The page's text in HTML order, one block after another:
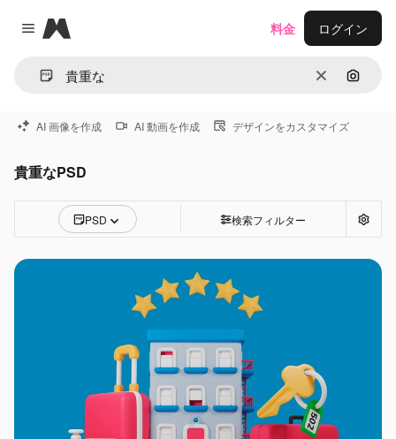
Close menu
Magnific
消去 画像で
料金 ログイン
AI 画像を作成 AI 動画を作成 デザインをカスタマイズ
貴重なPSD
PSD 検索フィルター